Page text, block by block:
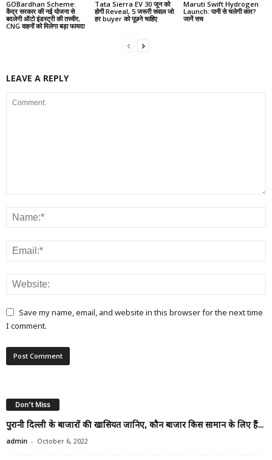
GOBardhan Scheme:
केंद्र सरकार की नई योजना से
बदलेगी ऑटो इंडस्ट्री की तस्वीर,
CNG वाहनों को मिलेगा बड़ा फायदा
Tata Sierra EV 30 जून को
होगी Reveal, 5 जरूरी सवाल जो
हर buyer को पूछने चाहिए
Maruti Swift Hydrogen
Launch: पानी से चलेगी कार?
जानें सच
LEAVE A REPLY
Save my name, email, and website in this browser for the next time
I comment.
Don't Miss
पुरानी दिल्ली के बाजारों की खासियत जानिए, कौन बाजार किस सामान के लिए हैं...
admin - October 6, 2022